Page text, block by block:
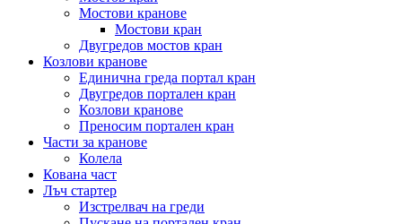
Мостови кранове
Мостови кран
Двугредов мостов кран
Козлови кранове
Единична греда портал кран
Двугредов портален кран
Козлови кранове
Преносим портален кран
Части за кранове
Колела
Кована част
Лъч стартер
Изстрелвач на греди